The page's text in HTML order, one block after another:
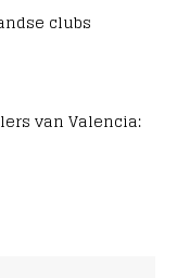
clubs
van Valencia: